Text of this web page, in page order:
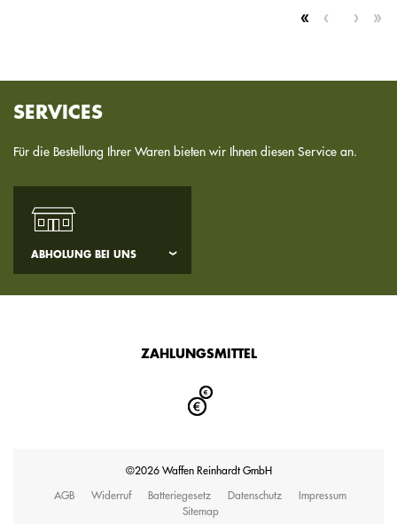
SERVICES
Für die Bestellung Ihrer Waren bieten wir Ihnen diesen Service an.
ABHOLUNG BEI UNS
ZAHLUNGSMITTEL
©2026 Waffen Reinhardt GmbH
AGB
Widerruf Batteriegesetz Datenschutz
Impressum
Sitemap